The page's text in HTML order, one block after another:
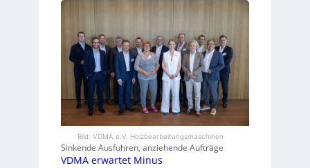
Bild: VDMA e.V. Holzbearbeitungsmaschinen
Sinkende Ausfuhren, anziehende Aufträge
VDMA erwartet Minus